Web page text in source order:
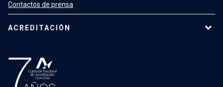
Contactos de prensa
ACREDITACIÓN